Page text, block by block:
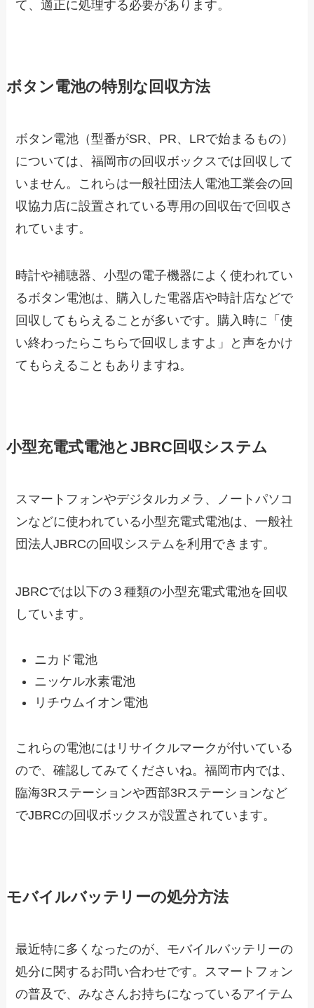
て、適正に処理する必要があります。
ボタン電池の特別な回収方法
ボタン電池（型番がSR、PR、LRで始まるもの）
については、福岡市の回収ボックスでは回収して
いません。これらは一般社団法人電池工業会の回
収協力店に設置されている専用の回収缶で回収さ
れています。
時計や補聴器、小型の電子機器によく使われてい
るボタン電池は、購入した電器店や時計店などで
回収してもらえることが多いです。購入時に「使
い終わったらこちらで回収しますよ」と声をかけ
てもらえることもありますね。
小型充電式電池とJBRC回収システム
スマートフォンやデジタルカメラ、ノートパソコ
ンなどに使われている小型充電式電池は、一般社
団法人JBRCの回収システムを利用できます。
JBRCでは以下の３種類の小型充電式電池を回収
しています。
ニカド電池
ニッケル水素電池
リチウムイオン電池
これらの電池にはリサイクルマークが付いている
ので、確認してみてくださいね。福岡市内では、
臨海3Rステーションや西部3Rステーションなど
でJBRCの回収ボックスが設置されています。
モバイルバッテリーの処分方法
最近特に多くなったのが、モバイルバッテリーの
処分に関するお問い合わせです。スマートフォン
の普及で、みなさんお持ちになっているアイテム